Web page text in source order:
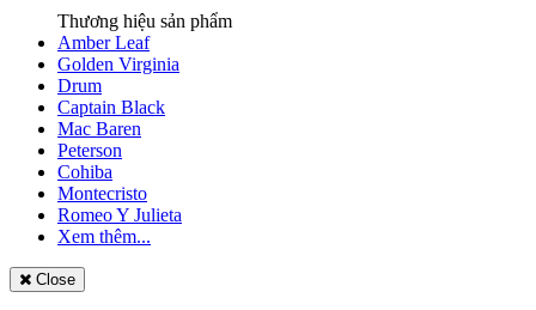
Thương hiệu sản phẩm
Amber Leaf
Golden Virginia
Drum
Captain Black
Mac Baren
Peterson
Cohiba
Montecristo
Romeo Y Julieta
Xem thêm...
Close